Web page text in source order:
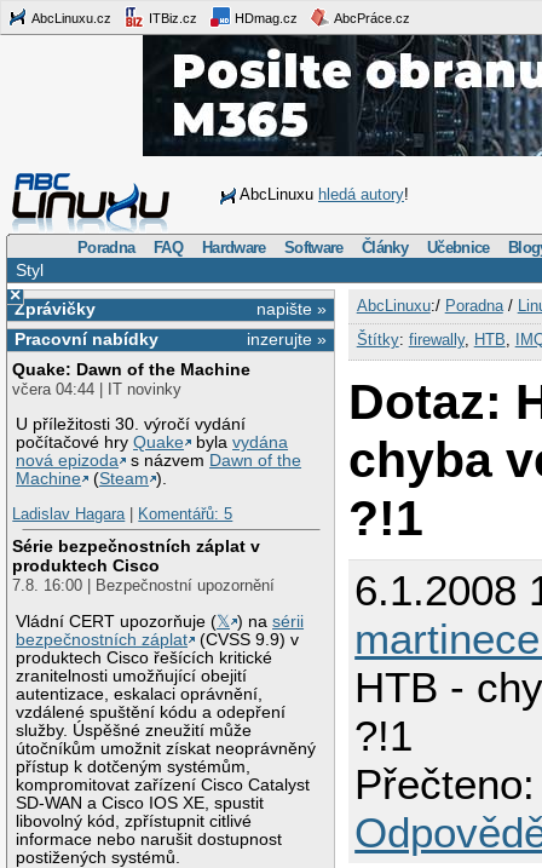
AbcLinuxu.cz ITBiz.cz HDmag.cz AbcPráce.cz
AbcLinuxu hledá autory!
Poradna FAQ Hardware Software Články Učebnice
Styl
×
napište »
Zprávičky
inzerujte »
Pracovní nabídky
Quake: Dawn of the Machine
včera 04:44 | IT novinky
U příležitosti 30. výročí vydání
počítačové hryQuake bylavydána
nová epizoda
s názvem Dawn of the
Machine
(Steam ).
Ladislav Hagara| Komentářů: 5
Série bezpečnostních záplat v
produktech Cisco
7.8. 16:00 | Bezpečnostní upozornění
Vládní CERT upozorňuje (𝕏 ) nasérii
bezpečnostních záplat
(CVSS 9.9) v
produktech Cisco řešících kritické
zranitelnosti umožňující obejití
autentizace, eskalaci oprávnění,
vzdálené spuštění kódu a odepření
služby. Úspěšné zneužití může
útočníkům umožnit získat neoprávněný
přístup k dotčeným systémům,
kompromitovat zařízení Cisco Catalyst
SD-WAN a Cisco IOS XE, spustit
libovolný kód, zpřístupnit citlivé
informace nebo narušit dostupnost
postižených systémů.
AbcLinuxu:/ Poradna/
Štítky: firewally, HTB
Dotaz:
chyba
?!1
6.1.2008
HTB -
?!1